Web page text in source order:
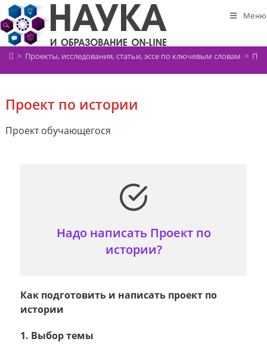
Перейти
к
содержимому
Меню
> Проекты, исследования, статьи, эссе по ключевым словам >
Проект по истории
Проект обучающегося
Надо написать Проект по
истории?
Как подготовить и написать проект по
истории
1. Выбор темы